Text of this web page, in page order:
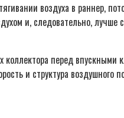
воздуха в раннер,
и, следовательно,
перед
и структура воздушного